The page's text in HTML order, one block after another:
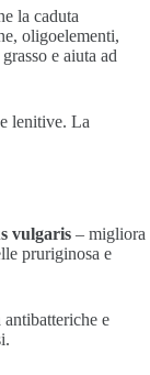
la caduta
oligoelementi,
e aiuta ad
lenitive. La
vulgaris – migliora
pruriginosa e
e